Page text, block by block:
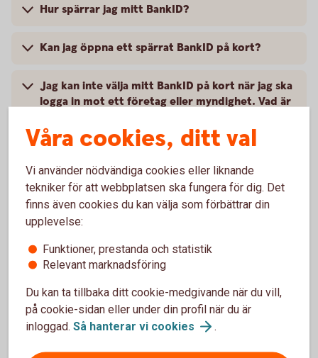
Hur spärrar jag mitt BankID?
Kan jag öppna ett spärrat BankID på kort?
Jag kan inte välja mitt BankID på kort när jag ska
logga in mot ett företag eller myndighet. Vad är
att gå ut?
Hur länge gäller BankID på kort?
Hur byter jag lösenord (PIN-kod) på mitt BankID
på kort?
Jag har glömt mitt lösenord. Vad ska jag göra?
Våra cookies, ditt val
Vi använder nödvändiga cookies eller liknande
tekniker för att webbplatsen ska fungera för dig. Det
finns även cookies du kan välja som förbättrar din
upplevelse:
Funktioner, prestanda och statistik
Relevant marknadsföring
Du kan ta tillbaka ditt cookie-medgivande när du vill,
på cookie-sidan eller under din profil när du är
inloggad. Så hanterar vi cookies .